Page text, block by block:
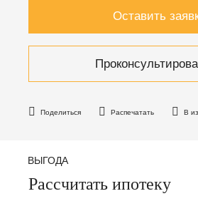
Поделиться Распечатать В
Оставить
ВЫГОДА
Рассчитать ипотеку